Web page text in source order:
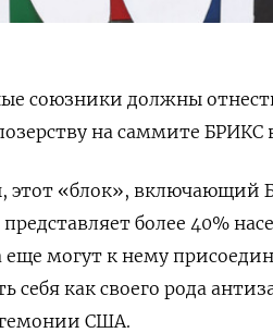
союзники должны
на саммите БРИКС
этот «блок»,
более 40%
еще могут к нему
себя как своего рода
США.